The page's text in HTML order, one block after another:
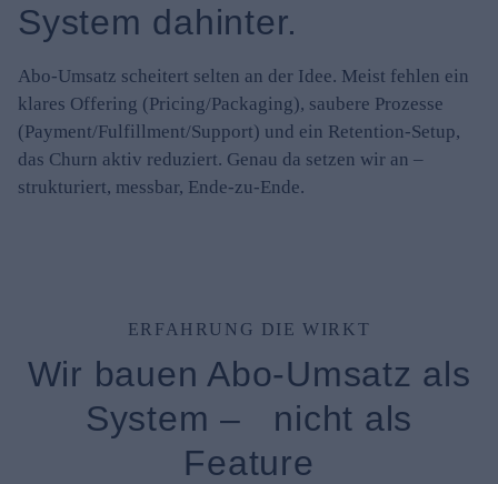
System dahinter.
Abo-Umsatz scheitert selten an der Idee. Meist fehlen ein
klares Offering (Pricing/Packaging), saubere Prozesse
(Payment/Fulfillment/Support) und ein Retention-Setup,
das Churn aktiv reduziert. Genau da setzen wir an –
strukturiert, messbar, Ende-zu-Ende.
ERFAHRUNG DIE WIRKT
Wir bauen Abo-Umsatz als
System – nicht als
Feature